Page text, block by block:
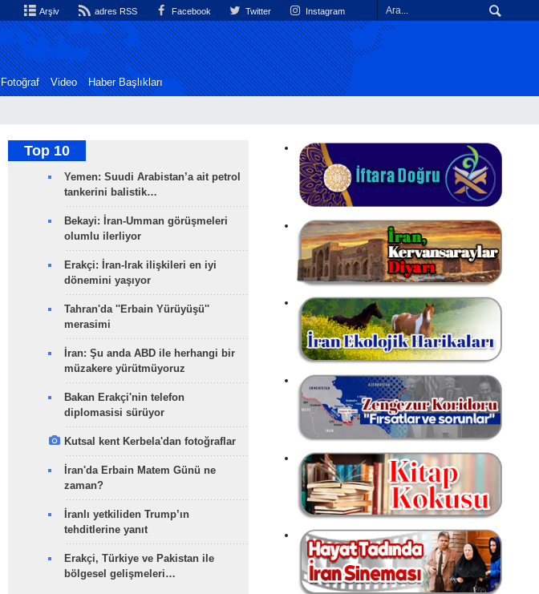
Arşiv adres RSS Facebook Twitter Instagram
Fotoğraf Video Haber Başlıkları
Top 10
Yemen: Suudi Arabistan’a ait petrol
tankerini balistik…
Bekayi: İran-Umman görüşmeleri
olumlu ilerliyor
Erakçi: İran-Irak ilişkileri en iyi
dönemini yaşıyor
Tahran'da ''Erbain Yürüyüşü''
merasimi
İran: Şu anda ABD ile herhangi bir
müzakere yürütmüyoruz
Bakan Erakçi'nin telefon
diplomasisi sürüyor
Kutsal kent Kerbela'dan fotoğraflar
İran'da Erbain Matem Günü ne
zaman?
İranlı yetkiliden Trump’ın
tehditlerine yanıt
Erakçi, Türkiye ve Pakistan ile
bölgesel gelişmeleri…